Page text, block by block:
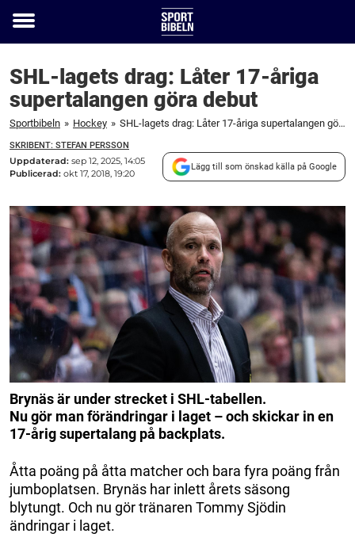
Toggle
SHL-lagets drag: Låter 17-åriga
supertalangen göra debut
Sportbibeln » Hockey » SHL-lagets drag: Låter 17-åriga supertalangen göra debut
SKRIBENT: STEFAN PERSSON
Uppdaterad: sep 12, 2025, 14:05
Publicerad: okt 17, 2018, 19:20
Lägg till som önskad källa på Google
Brynäs är under strecket i SHL-tabellen.
Nu gör man förändringar i laget – och skickar in en
17-årig supertalang på backplats.
Åtta poäng på åtta matcher och bara fyra poäng från
jumboplatsen. Brynäs har inlett årets säsong
blytungt. Och nu gör tränaren Tommy Sjödin
ändringar i laget.